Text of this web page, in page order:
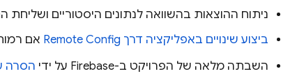
ניתוח ההוצאות בהשוואה לנתונים היסטוריים
ביצוע שינויים באפליקציה דרך Remote Config אם
השבתה מלאה של הפרויקט ב-Firebase על ידי
הסרה